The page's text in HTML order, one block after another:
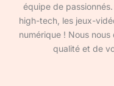
équipe de
high-tech, les jeux-
numérique ! Nous
qualité et de